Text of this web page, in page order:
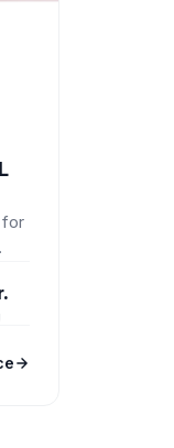
for